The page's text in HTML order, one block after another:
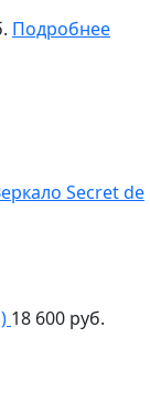
Подробнее
Secret de
18 600 руб.